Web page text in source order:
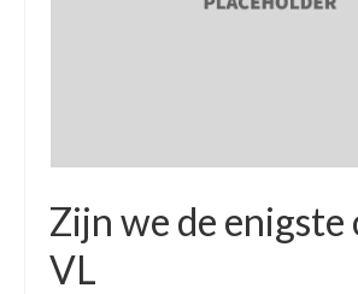
Zijn we de enigste
VL